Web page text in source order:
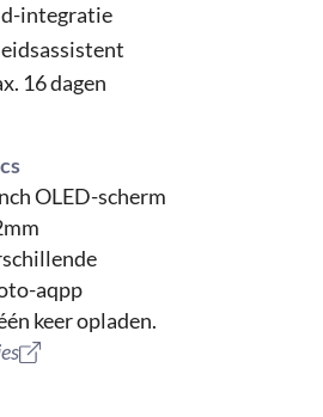
integratie
16 dagen
OLED-scherm
aqpp
keer opladen.